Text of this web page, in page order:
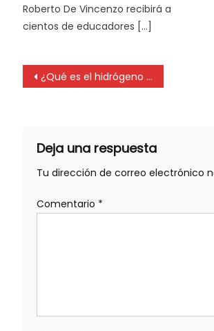
Roberto De Vincenzo recibirá a
cientos de educadores […]
¿Qué es el hidrógeno verde?
Deja una respuesta
Tu dirección de correo electrónico
Comentario *